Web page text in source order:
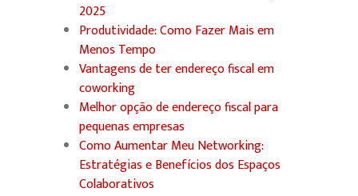
2025
Produtividade: Como Fazer Mais em
Menos Tempo
Vantagens de ter endereço fiscal em
coworking
Melhor opção de endereço fiscal para
pequenas empresas
Como Aumentar Meu Networking:
Estratégias e Benefícios dos Espaços
Colaborativos